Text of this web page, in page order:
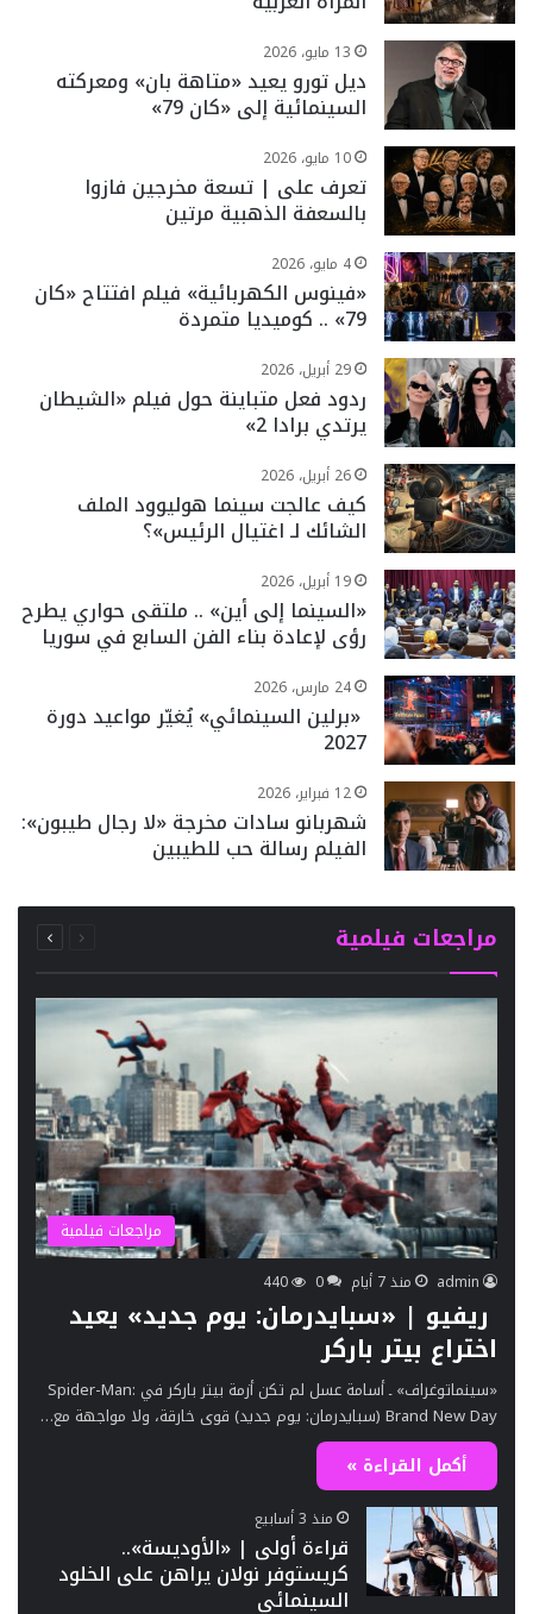
13 مايو، 2026
ديل تورو يعيد «متاهة بان» ومعركته
السينمائية إلى «كان 79»
10 مايو، 2026
تعرف على | تسعة مخرجين فازوا
بالسعفة الذهبية مرتين
4 مايو، 2026
«فينوس الكهربائية» فيلم افتتاح «كان
79» .. كوميديا متمردة
29 أبريل، 2026
ردود فعل متباينة حول فيلم «الشيطان
يرتدي برادا 2»
26 أبريل، 2026
كيف عالجت سينما هوليوود الملف
الشائك لـ اغتيال الرئيس»؟
19 أبريل، 2026
«السينما إلى أين» .. ملتقى حواري يطرح
رؤى لإعادة بناء الفن السابع في سوريا
24 مارس، 2026
«برلين السينمائي» يُغيّر مواعيد دورة
2027
12 فبراير، 2026
شهربانو سادات مخرجة «لا رجال طيبون»:
الفيلم رسالة حب للطيبين
مراجعات فيلمية الصفحة
السابقة
الصفحة
التالية
مراجعات فيلمية
admin منذ 7 أيام 0
440
ريفيو | «سبايدرمان: يوم جديد» يعيد
اختراع بيتر باركر
«سينماتوغراف» ـ أسامة عسل لم تكن أزمة بيتر باركر في Spider-Man:
Brand New Day (سبايدرمان: يوم جديد) قوى خارقة، ولا مواجهة مع…
أكمل القراءة »
منذ 3 أسابيع
قراءة أولى | «الأوديسة»..
كريستوفر نولان يراهن على الخلود
السينمائي